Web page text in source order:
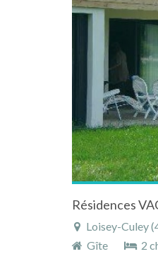
Résidences
Loisey-Culey
Gîte
2